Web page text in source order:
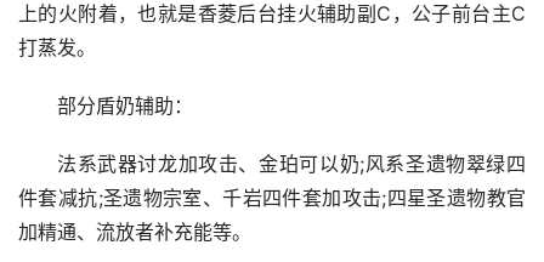
上的火附着，也就是香菱后台挂火辅助副C，公子前台主C
打蒸发。
部分盾奶辅助：
法系武器讨龙加攻击、金珀可以奶;风系圣遗物翠绿四
件套减抗;圣遗物宗室、千岩四件套加攻击;四星圣遗物教官
加精通、流放者补充能等。